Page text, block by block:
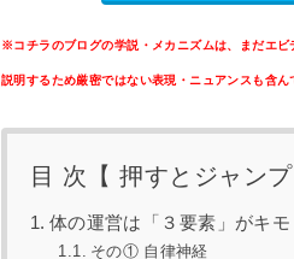
※コチラのブログの学説・メカニズムは、まだエ
説明するため厳密ではない表現・ニュアンスも含ん
目 次【 押すとジャンプ
体の運営は「３要素」がキモ
その① 自律神経